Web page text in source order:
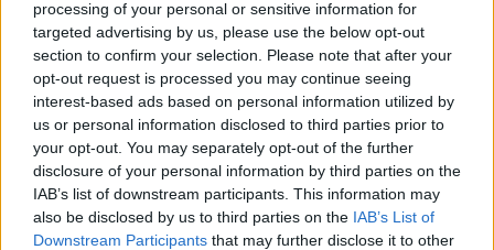
processing of your personal or sensitive information for
targeted advertising by us, please use the below opt-out
section to confirm your selection. Please note that after your
opt-out request is processed you may continue seeing
interest-based ads based on personal information utilized by
us or personal information disclosed to third parties prior to
your opt-out. You may separately opt-out of the further
disclosure of your personal information by third parties on the
IAB’s list of downstream participants. This information may
also be disclosed by us to third parties on the IAB’s List of
Downstream Participants that may further disclose it to other